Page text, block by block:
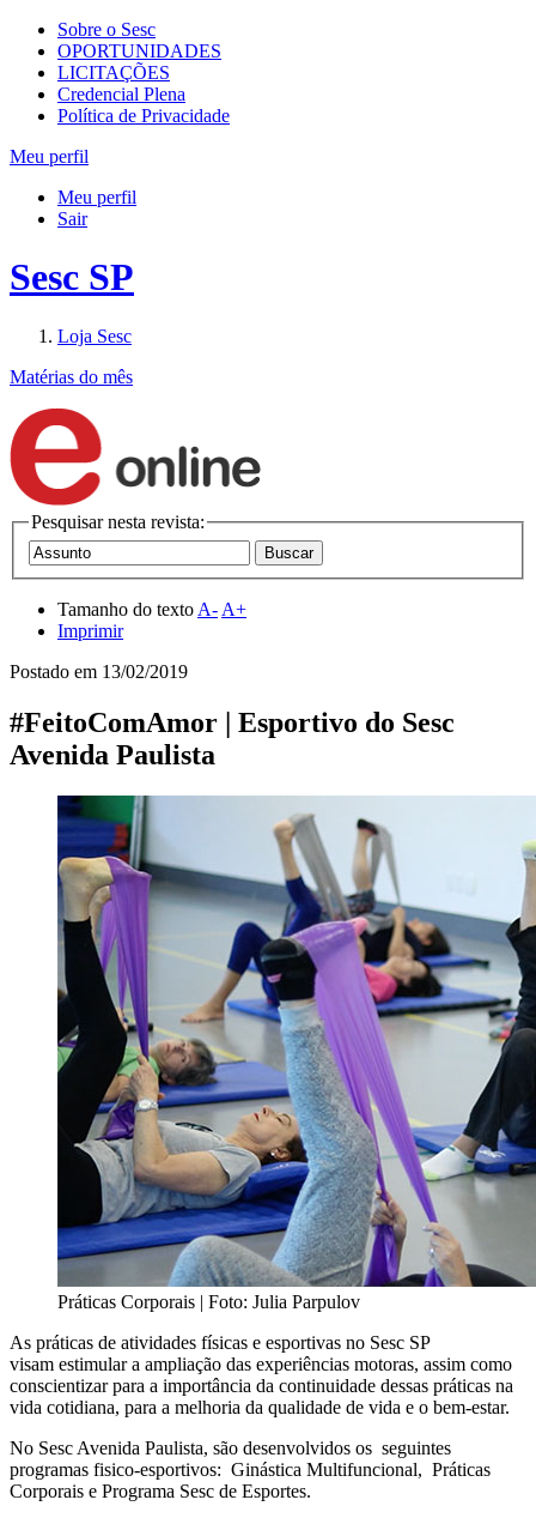
Sobre o Sesc
OPORTUNIDADES
LICITAÇÕES
Credencial Plena
Política de Privacidade
Meu perfil
Meu perfil
Sair
Sesc SP
Loja Sesc
Matérias do mês
Pesquisar nesta revista:
Tamanho do texto A- A+
Imprimir
Postado em 13/02/2019
#FeitoComAmor | Esportivo do Sesc
Avenida Paulista
Práticas Corporais | Foto: Julia Parpulov
As práticas de atividades físicas e esportivas no Sesc SP
visam estimular a ampliação das experiências motoras, assim como
conscientizar para a importância da continuidade dessas práticas na
vida cotidiana, para a melhoria da qualidade de vida e o bem-estar.
No Sesc Avenida Paulista, são desenvolvidos os seguintes
programas fisico-esportivos: Ginástica Multifuncional, Práticas
Corporais e Programa Sesc de Esportes.